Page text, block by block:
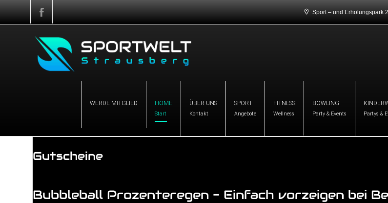
Sport – und
WERDE MITGLIED HOME
Start
ÜBER UNS
Kontakt
SPORT
Angebote
FITNESS
Wellness
BOWLING
Party & Events Partys &
Gutscheine
Bubbleball Prozenteregen - Einfach vorzeigen bei